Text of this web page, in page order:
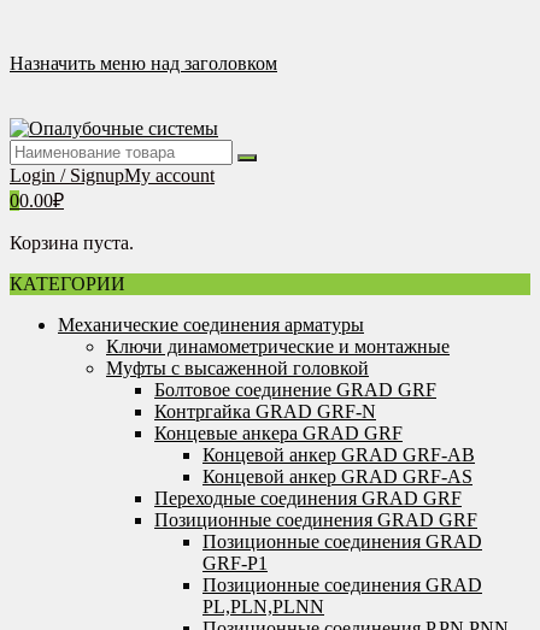
содержимому
Назначить меню над заголовком
Login / SignupMy account
00.00₽
Корзина пуста.
КАТЕГОРИИ
Механические соединения арматуры
Ключи динамометрические и монтажные
Муфты с высаженной головкой
Болтовое соединение GRAD GRF
Контргайка GRAD GRF-N
Концевые анкера GRAD GRF
Концевой анкер GRAD GRF-AB
Концевой анкер GRAD GRF-AS
Переходные соединения GRAD GRF
Позиционные соединения GRAD GRF
Позиционные соединения GRAD
GRF-P1
Позиционные соединения GRAD
PL,PLN,PLNN